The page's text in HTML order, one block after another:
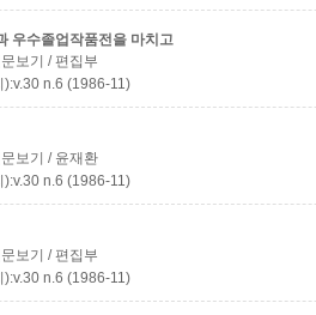
우수졸업작품전을 마치고
보기 / 편집부
n.6 (1986-11)
보기 / 윤재환
n.6 (1986-11)
보기 / 편집부
n.6 (1986-11)